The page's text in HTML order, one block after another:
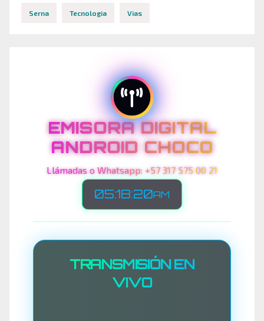
Serna Tecnologia Vias
EMISORA DIGITAL
ANDROID CHOCO
Llámadas o Whatsapp: +57 317 575 00 21
05:18:23AM
TRANSMISIÓN EN
VIVO